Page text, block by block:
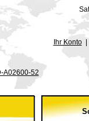
Ihr Konto|
A02600-52